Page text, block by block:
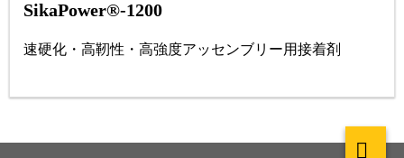
SikaPower®-1200
速硬化・⾼靭性・⾼強度アッセンブリー⽤接着剤